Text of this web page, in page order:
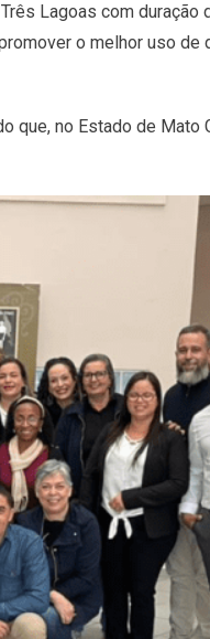
Lagoas com
o melhor uso
que, no Estado de